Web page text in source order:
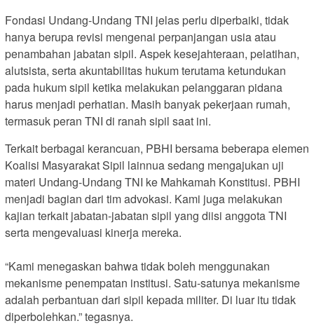
Fondasi Undang-Undang TNI jelas perlu diperbaiki, tidak
hanya berupa revisi mengenai perpanjangan usia atau
penambahan jabatan sipil. Aspek kesejahteraan, pelatihan,
alutsista, serta akuntabilitas hukum terutama ketundukan
pada hukum sipil ketika melakukan pelanggaran pidana
harus menjadi perhatian. Masih banyak pekerjaan rumah,
termasuk peran TNI di ranah sipil saat ini.
Terkait berbagai kerancuan, PBHI bersama beberapa elemen
Koalisi Masyarakat Sipil lainnua sedang mengajukan uji
materi Undang-Undang TNI ke Mahkamah Konstitusi. PBHI
menjadi bagian dari tim advokasi. Kami juga melakukan
kajian terkait jabatan-jabatan sipil yang diisi anggota TNI
serta mengevaluasi kinerja mereka.
“Kami menegaskan bahwa tidak boleh menggunakan
mekanisme penempatan institusi. Satu-satunya mekanisme
adalah perbantuan dari sipil kepada militer. Di luar itu tidak
diperbolehkan.” tegasnya.